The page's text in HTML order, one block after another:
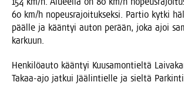
60 km/h nopeus­ra­joi­tuk­sek­si. Par­tio kyt­ki
pääl­le ja kään­tyi auton perään, joka ajoi
karkuun.
Hen­ki­lö­au­to kään­tyi Kuusa­mon­tiel­tä
Takaa-ajo jat­kui Jää­lin­tiel­le ja siel­tä